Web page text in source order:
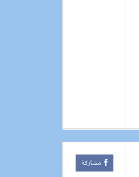
مشاركة